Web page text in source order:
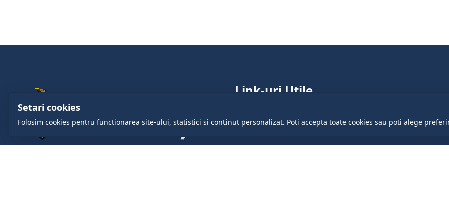
Link-uri Utile
Setari cookies
Folosim cookies pentru functionarea site-ului, statistici si continut personalizat. Poti accepta toate cookies sau poti alege